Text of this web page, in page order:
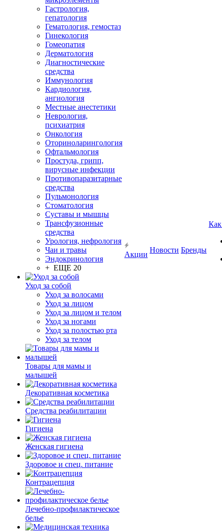
Гастрология,
гепатология
Гематология, гемостаз
Гинекология
Гомеопатия
Дерматология
Диагностические
средства
Иммунология
Кардиология,
ангиология
Местные анестетики
Неврология,
психиатрия
Онкология
Оториноларингология
Офтальмология
Простуда, грипп,
вирусные инфекции
Противопаразитарные
средства
Пульмонология
Стоматология
Суставы и мышцы
Трансфузионные
средства
Урология, нефрология
Чаи и травы
Эндокринология
+ ЕЩЕ 20
Уход за собой
Уход за волосами
Уход за лицом
Уход за лицом и телом
Уход за ногами
Уход за полостью рта
Уход за телом
Товары для мамы и
малышей
Декоративная косметика
Средства реабилитации
Гигиена
Женская гигиена
Здоровое и спец. питание
Контрацепция
Лечебно-профилактическое
белье
Акции
Новости Бренды